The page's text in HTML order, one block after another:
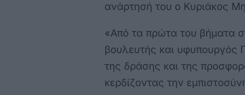
ανάρτησή του ο Κυριάκος
«Από τα πρώτα του βήματα
βουλευτής και υφυπουργός
της δράσης και της
κερδίζοντας την